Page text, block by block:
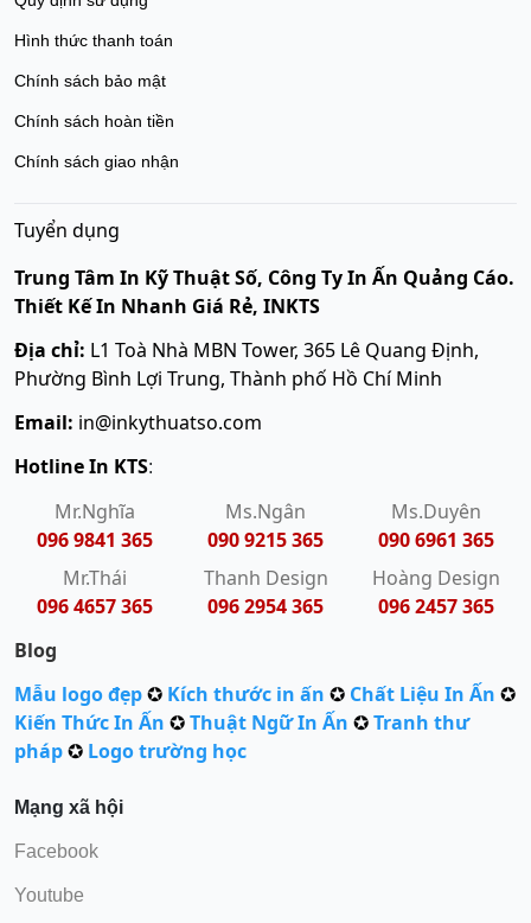
Hình thức thanh toán
Chính sách bảo mật
Chính sách hoàn tiền
Chính sách giao nhận
Tuyển dụng
Trung Tâm In Kỹ Thuật Số, Công Ty In Ấn Quảng Cáo.
Thiết Kế In Nhanh Giá Rẻ, INKTS
Địa chỉ: L1 Toà Nhà MBN Tower, 365 Lê Quang Định,
Phường Bình Lợi Trung, Thành phố Hồ Chí Minh
Email: in@inkythuatso.com
Hotline In KTS:
Mr.Nghĩa
096 9841 365
Ms.Ngân
090 9215 365
Ms.Duyên
090 6961 365
Mr.Thái
096 4657 365
Thanh Design
096 2954 365
Hoàng Design
096 2457 365
Blog
Mẫu logo đẹp✪ Kích thước in ấn ✪ Chất Liệu In Ấn ✪
Kiến Thức In Ấn ✪Thuật Ngữ In Ấn ✪Tranh thư
pháp✪ Logo trường học
Mạng xã hội
Facebook
Youtube